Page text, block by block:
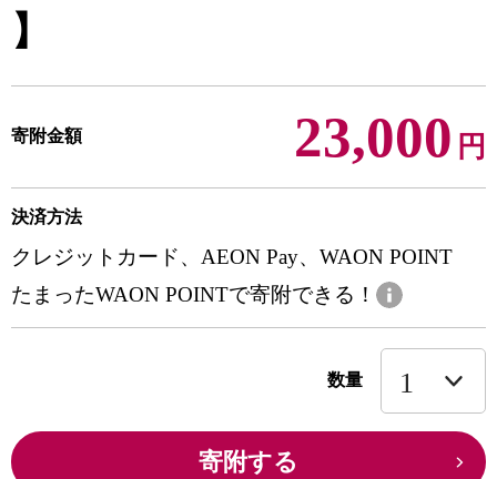
】
寄附金額 23,000 円
決済方法
クレジットカード、AEON Pay、WAON POINT
たまったWAON POINTで寄附できる！
数量
寄附する